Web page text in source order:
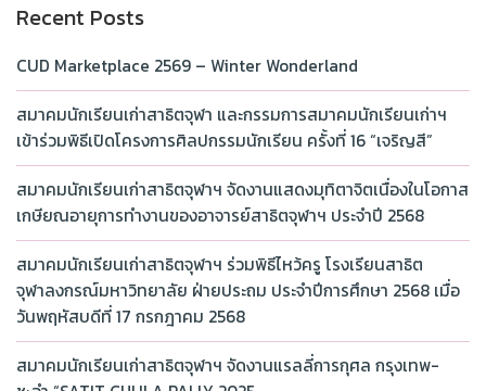
Recent Posts
CUD Marketplace 2569 – Winter Wonderland
สมาคมนักเรียนเก่าสาธิตจุฬา และกรรมการสมาคมนักเรียนเก่าฯ
เข้าร่วมพิธีเปิดโครงการศิลปกรรมนักเรียน ครั้งที่ 16 “เจริญสี”
สมาคมนักเรียนเก่าสาธิตจุฬาฯ จัดงานแสดงมุทิตาจิตเนื่องในโอกาส
เกษียณอายุการทำงานของอาจารย์สาธิตจุฬาฯ ประจำปี 2568
สมาคมนักเรียนเก่าสาธิตจุฬาฯ ร่วมพิธีไหว้ครู โรงเรียนสาธิต
จุฬาลงกรณ์มหาวิทยาลัย ฝ่ายประถม ประจำปีการศึกษา 2568 เมื่อ
วันพฤหัสบดีที่ 17 กรกฎาคม 2568
สมาคมนักเรียนเก่าสาธิตจุฬาฯ จัดงานแรลลี่การกุศล กรุงเทพ-